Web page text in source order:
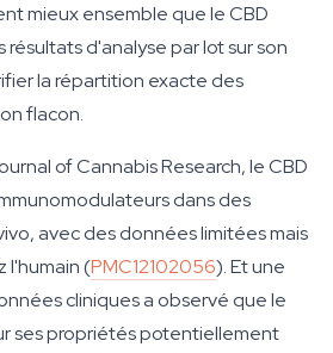
mieux ensemble que le CBD
d'analyse par lot sur son
la répartition exacte des
flacon.
of Cannabis Research, le CBD
dans des
avec des données limitées mais
l'humain (PMC12102056). Et une
cliniques a observé que le
ses propriétés potentiellement